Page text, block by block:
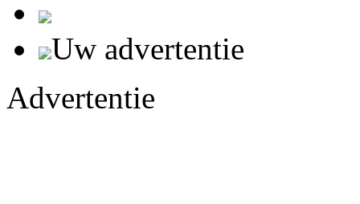
Uw advertentie
Advertentie